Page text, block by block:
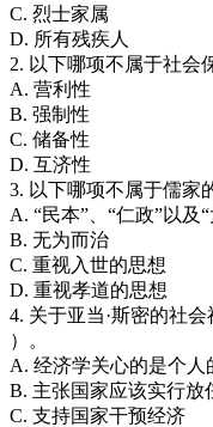
C. 烈士家属
D. 所有残疾人
2. 以下哪项不属于社会
A. 营利性
B. 强制性
C. 储备性
D. 互济性
3. 以下哪项不属于儒家
A. “民本”、“仁政”以及
B. 无为而治
C. 重视入世的思想
D. 重视孝道的思想
4. 关于亚当·斯密的社
）。
A. 经济学关心的是个人
B. 主张国家应该实行放
C. 支持国家干预经济